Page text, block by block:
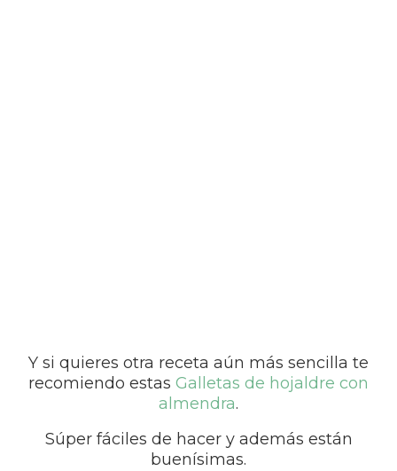
Y si quieres otra receta aún más sencilla te
recomiendo estas Galletas de hojaldre con
almendra.
Súper fáciles de hacer y además están
buenísimas.